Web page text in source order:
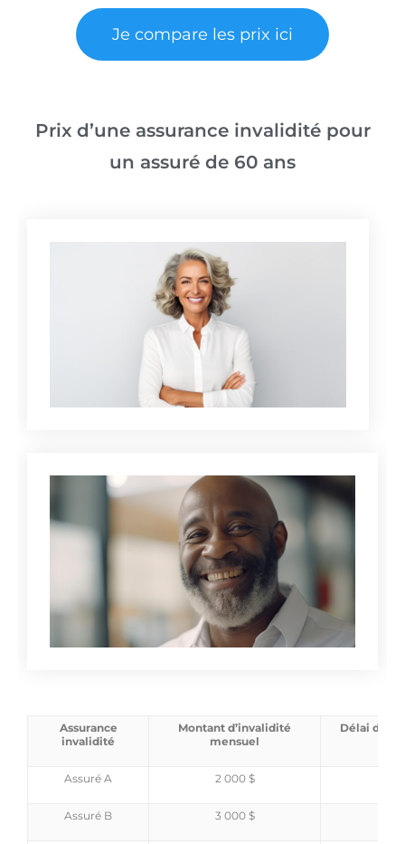
Je compare les prix ici
Prix d’une assurance invalidité pour
un assuré de 60 ans
Assurance
invalidité
Montant d’invalidité
mensuel
Délai de
Assuré A 2 000 $
Assuré B 3 000 $